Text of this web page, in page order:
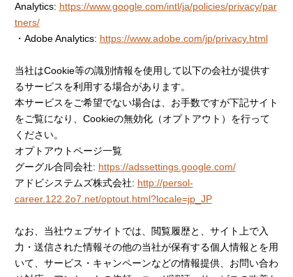
Analytics: https://www.google.com/intl/ja/policies/privacy/par
tners/
・Adobe Analytics: https://www.adobe.com/jp/privacy.html
当社はCookie等の識別情報を使用して以下の会社が提供す
るサービスを利用する場合があります。
本サービスをご希望でない場合は、お手数ですが下記サイト
をご覧になり、Cookieの無効化（オプトアウト）を行って
ください。
オプトアウトページ一覧
グーグル合同会社: https://adssettings.google.com/
アドビシステムズ株式会社: http://persol-
career.122.2o7.net/optout.html?locale=jp_JP
なお、当社ウェブサイトでは、閲覧履歴と、サイト上で入
力・送信された情報その他の当社が保有する個人情報とを用
いて、サービス・キャンペーンなどの情報提供、お問い合わ